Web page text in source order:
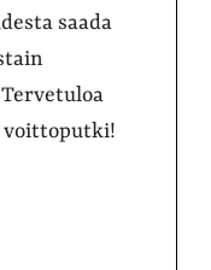
saada
voittoputki!